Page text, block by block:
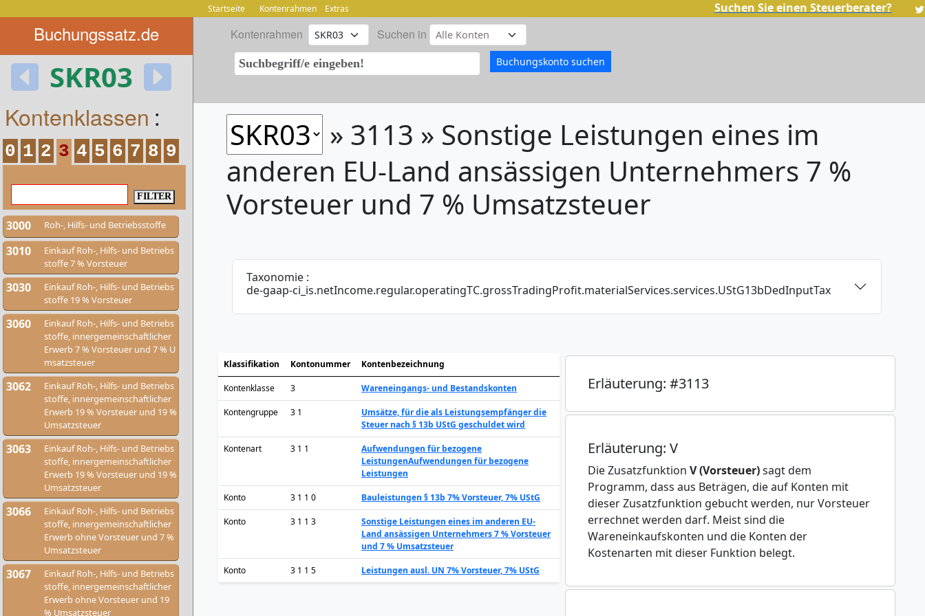
Startseite Kontenrahmen Extras Suchen Sie einen Steuerberater?
Buchungssatz.de
SKR03
Kontenrahmen Suchen in
Kontenklassen :
0 1 2 3 4 5 6 7 8 9
3000 Roh-, Hilfs- und Betriebsstoffe
3010
Einkauf Roh-, Hilfs- und Betriebs
stoffe 7 % Vorsteuer
3030
Einkauf Roh-, Hilfs- und Betriebs
stoffe 19 % Vorsteuer
3060
Einkauf Roh-, Hilfs- und Betriebs
stoffe, innergemeinschaftlicher
Erwerb 7 % Vorsteuer und 7 % U
msatzsteuer
3062
Einkauf Roh-, Hilfs- und Betriebs
stoffe, innergemeinschaftlicher
Erwerb 19 % Vorsteuer und 19 %
Umsatzsteuer
3063
Einkauf Roh-, Hilfs- und Betriebs
stoffe, innergemeinschaftlicher
Erwerb 19 % Vorsteuer und 19 %
Umsatzsteuer
3066
Einkauf Roh-, Hilfs- und Betriebs
stoffe, innergemeinschaftlicher
Erwerb ohne Vorsteuer und 7 %
Umsatzsteuer
3067
Einkauf Roh-, Hilfs- und Betriebs
stoffe, innergemeinschaftlicher
Erwerb ohne Vorsteuer und 19
% Umsatzsteuer
» 3113 » Sonstige Leistungen eines im
anderen EU-Land ansässigen Unternehmers 7 %
Vorsteuer und 7 % Umsatzsteuer
Taxonomie :
de-gaap-ci_is.netIncome.regular.operatingTC.grossTradingProfit.materialServices.services.UStG13bDedInputTax
Klassifikation Kontonummer Kontenbezeichnung
Kontenklasse 3 Wareneingangs- und Bestandskonten
Kontengruppe 3 1
Umsätze, für die als Leistungsempfänger die
Steuer nach § 13b UStG geschuldet wird
Kontenart 3 1 1
Aufwendungen für bezogene
LeistungenAufwendungen für bezogene
Leistungen
Konto 3 1 1 0 Bauleistungen § 13b 7% Vorsteuer, 7% UStG
Konto 3 1 1 3
Sonstige Leistungen eines im anderen EU-
Land ansässigen Unternehmers 7 % Vorsteuer
und 7 % Umsatzsteuer
Konto 3 1 1 5 Leistungen ausl. UN 7% Vorsteuer, 7% UStG
Erläuterung: #3113
Erläuterung: V
Die Zusatzfunktion V (Vorsteuer)sagt dem
Programm, dass aus Beträgen, die auf Konten mit
dieser Zusatzfunktion gebucht werden, nur Vorsteuer
errechnet werden darf. Meist sind die
Wareneinkaufskonten und die Konten der
Kostenarten mit dieser Funktion belegt.